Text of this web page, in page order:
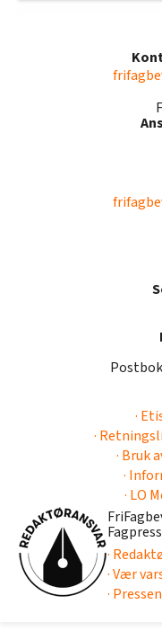
·
·
· Bruk
·
· LO
·
· Vær
·